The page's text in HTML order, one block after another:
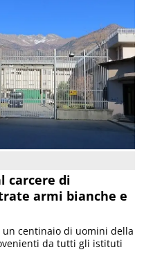
carcere di
armi bianche e
centinaio di uomini della
da tutti gli istituti